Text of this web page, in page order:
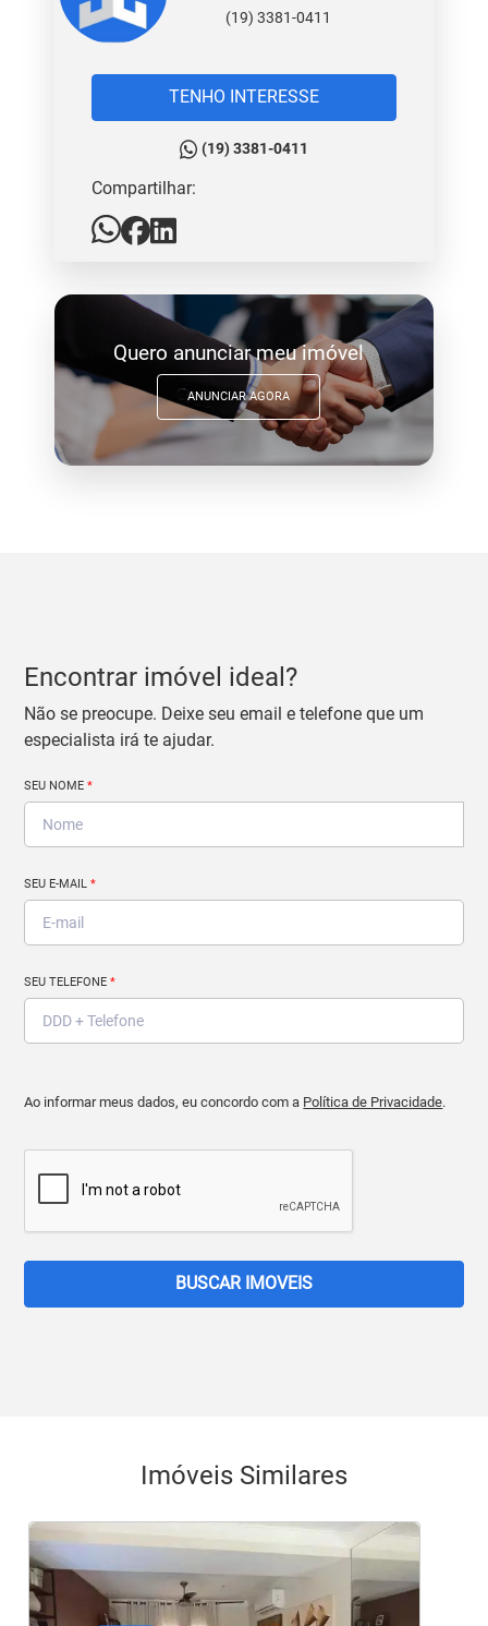
(19) 3381-0411
TENHO INTERESSE
(19) 3381-0411
Compartilhar:
Quero anunciar meu imóvel
ANUNCIAR AGORA
Encontrar imóvel ideal?
Não se preocupe. Deixe seu email e telefone que um
especialista irá te ajudar.
SEU NOME*
SEU E-MAIL*
SEU TELEFONE*
Ao informar meus dados, eu concordo com a Política de Privacidade.
BUSCAR IMOVEIS
Imóveis Similares